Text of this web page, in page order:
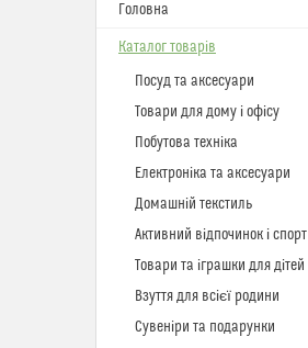
Головна
Каталог товарів
Посуд та аксесуари
Товари для дому і офісу
Побутова техніка
Електроніка та аксесуари
Домашній текстиль
Активний відпочинок і спорт
Товари та іграшки для дітей
Взуття для всієї родини
Сувеніри та подарунки